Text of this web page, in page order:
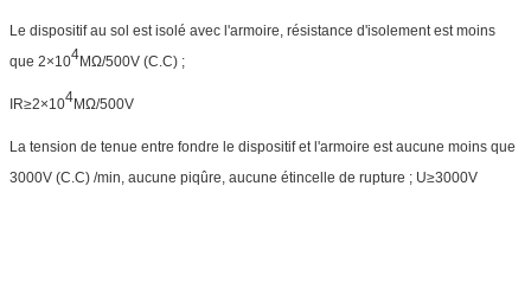
Le dispositif au sol est isolé avec l'armoire, résistance d'isolement est moins
que 2×104MΩ/500V (C.C) ;
IR≥2×104MΩ/500V
La tension de tenue entre fondre le dispositif et l'armoire est aucune moins que
3000V (C.C) /min, aucune piqûre, aucune étincelle de rupture ; U≥3000V